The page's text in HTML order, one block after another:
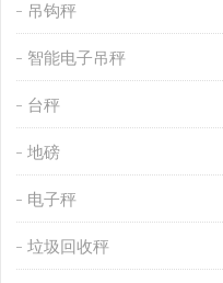
吊钩秤
智能电子吊秤
台秤
地磅
电子秤
垃圾回收秤